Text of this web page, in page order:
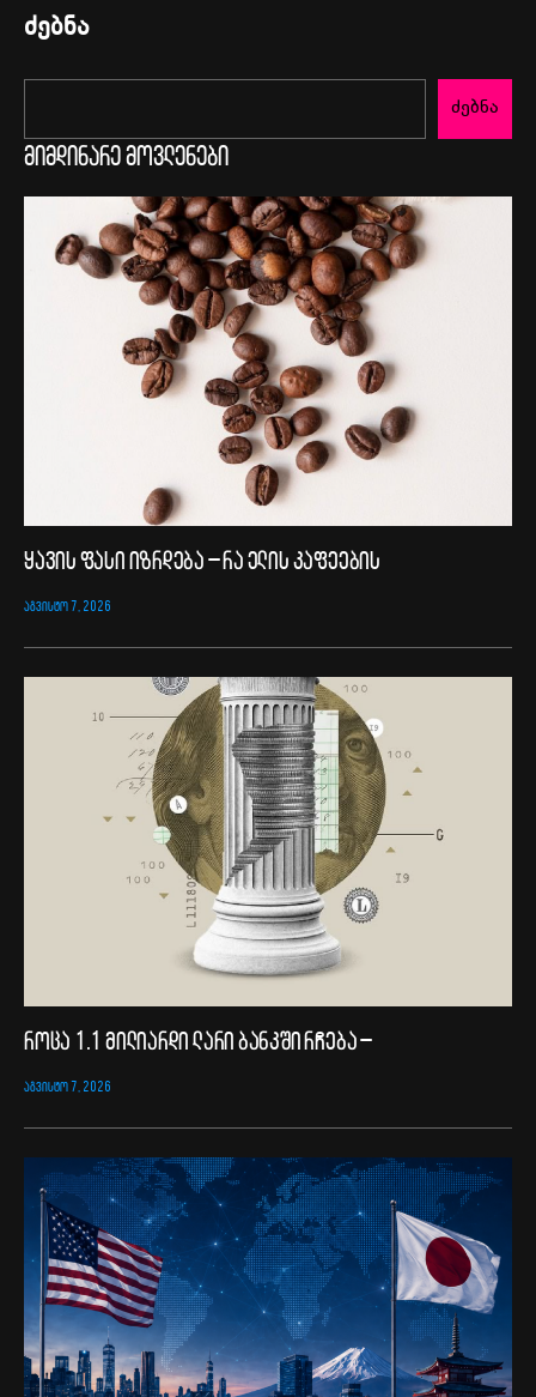
ძებნა
ძებნა
მიმდინარე მოვლენები
ყავის ფასი იზრდება – რა ელის კაფეების
ᲐᲒᲕᲘᲡᲢᲝ 7, 2026
როცა 1.1 მილიარდი ლარი ბანკში რჩება –
ᲐᲒᲕᲘᲡᲢᲝ 7, 2026